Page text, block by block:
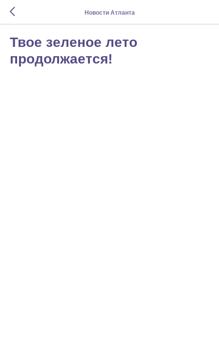
Новости Атланта
Твое зеленое лето
продолжается!